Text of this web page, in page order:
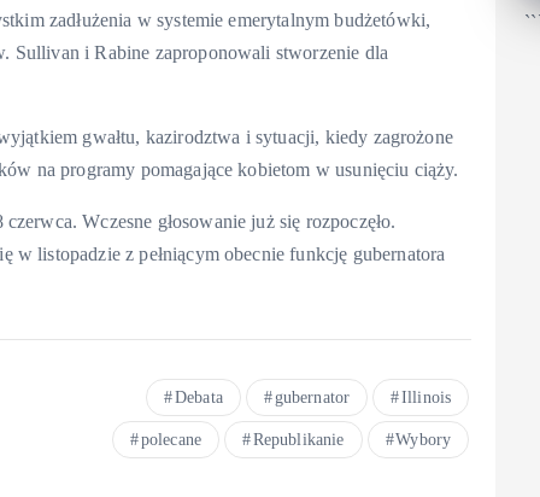
zadłużenia w systemie emerytalnym budżetówki,
Sullivan i Rabine zaproponowali stworzenie dla
gwałtu, kazirodztwa i sytuacji, kiedy zagrożone
na programy pomagające kobietom w usunięciu ciąży.
Wczesne głosowanie już się rozpoczęło.
listopadzie z pełniącym obecnie funkcję gubernatora
Debata gubernator Illinois
polecane Republikanie Wybory